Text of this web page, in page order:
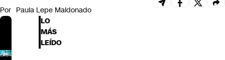
Por Paula Lepe Maldonado
LO
MÁS
LEÍDO